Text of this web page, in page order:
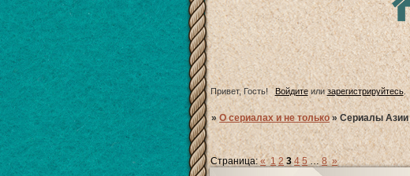
Привет, Гость! Войдитеилизарегистрируйтесь.
»О сериалах и не только »Сериалы Азии
Страница:« 1 2 3 4 5 … 8 »